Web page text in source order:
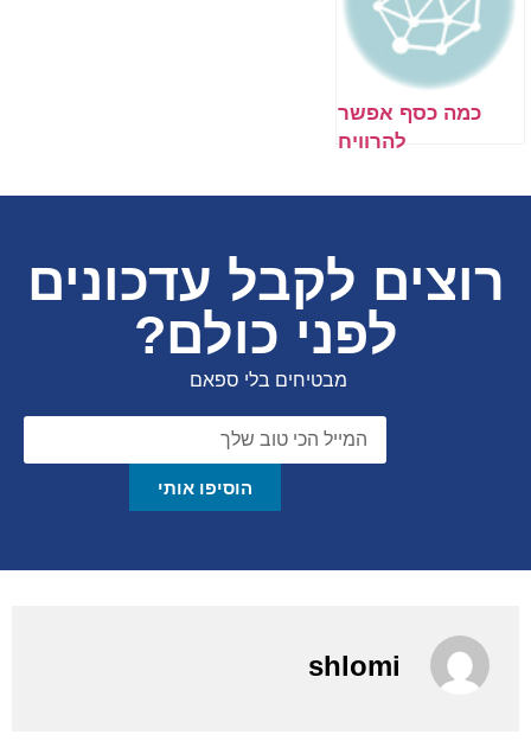
כמה כסף אפשר
להרוויח
רוצים לקבל עדכונים
לפני כולם?
מבטיחים בלי ספאם
הוסיפו אותי
shlomi